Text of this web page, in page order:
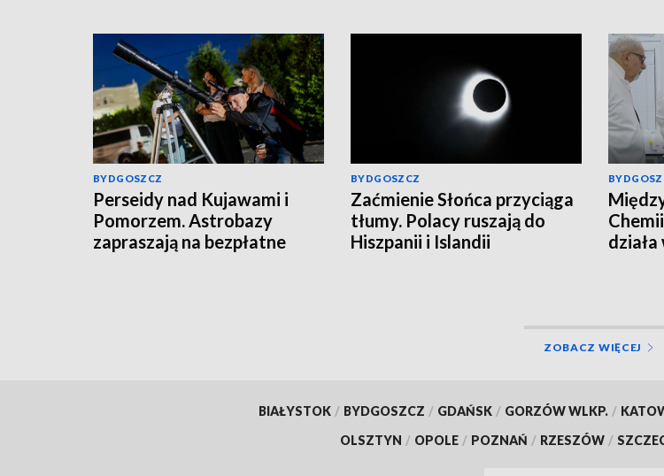
BYDGOSZCZ
Perseidy nad Kujawami i
Pomorzem. Astrobazy
zapraszają na bezpłatne
BYDGOSZCZ
Zaćmienie Słońca przyciąga
tłumy. Polacy ruszają do
Hiszpanii i Islandii
działa
ZOBACZ WIĘCEJ
BIAŁYSTOK / BYDGOSZCZ / GDAŃSK / GORZÓW WLKP. /
OLSZTYN / OPOLE / POZNAŃ / RZESZÓW /